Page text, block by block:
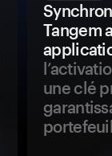
Tangem
une clé